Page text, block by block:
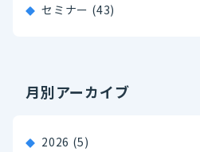
セミナー (43)
月別アーカイブ
2026 (5)